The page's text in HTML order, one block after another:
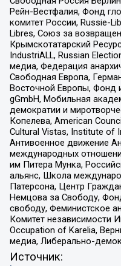
Рейн-Вестфалия, Фонд
комитет России, Russie-
Libres, Союз за
Крымскотатарский
IndustriALL, Russian
медиа, Федерация
Свободная Европа,
Восточной Европы, Фонд
gGmbH, Мобильная
демократии и
Копелева, American
Cultural Vistas, Institute of
Антивоенное движение
международных
им Питера Мунка,
альянс, Школа
Патерсона, Центр
Немцова за Свободу,
свободу, Феминистское
Комитет независимости
Occupation of Karelia,
медиа, Либерально-
Источник: